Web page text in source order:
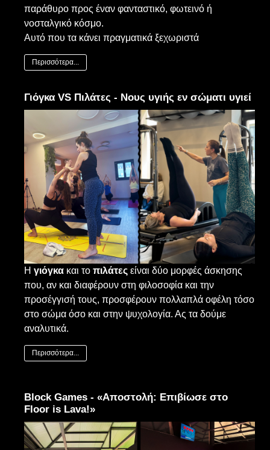
παράθυρο προς έναν φανταστικό, φωτεινό ή
νοσταλγικό κόσμο.
Αυτό που τα κάνει πραγματικά ξεχωριστά
Περισσότερα...
Γιόγκα VS Πιλάτες - Νους υγιής εν σώματι υγιεί
Η γιόγκα και το πιλάτες είναι δύο μορφές άσκησης
που, αν και διαφέρουν στη φιλοσοφία και την
προσέγγισή τους, προσφέρουν πολλαπλά οφέλη τόσο
στο σώμα όσο και στην ψυχολογία. Ας τα δούμε
αναλυτικά.
Περισσότερα...
Block Games - «Αποστολή: Eπιβίωσε στο
Floor is Lava!»